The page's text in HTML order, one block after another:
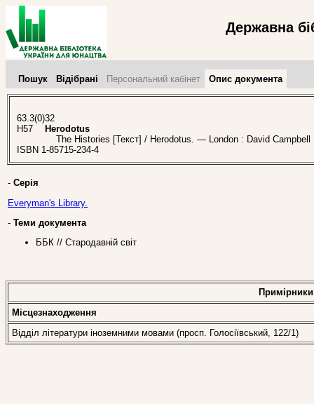
Державна
Пошук Відібрані Персональний кабінет Опис документа
63.3(0)32
H57
Herodotus
The Histories [Текст] / Herodotus. — London : David
ISBN 1-85715-234-4
- Серія
Everyman's Library.
- Теми документа
ББК // Стародавній світ
Примірники
Місцезнаходження
Відділ літератури іноземними мовами (просп. Голосіївський, 122/1)